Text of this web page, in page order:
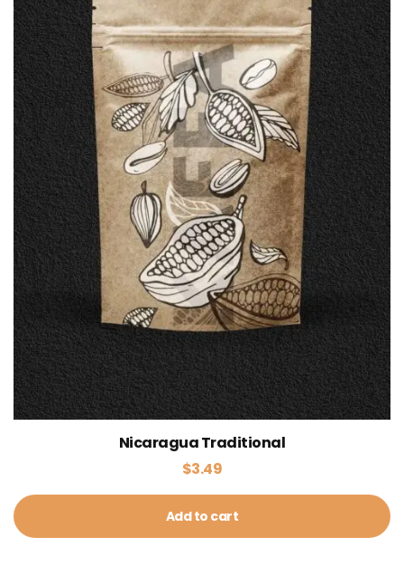
Nicaragua Traditional
$3.49
Add to cart